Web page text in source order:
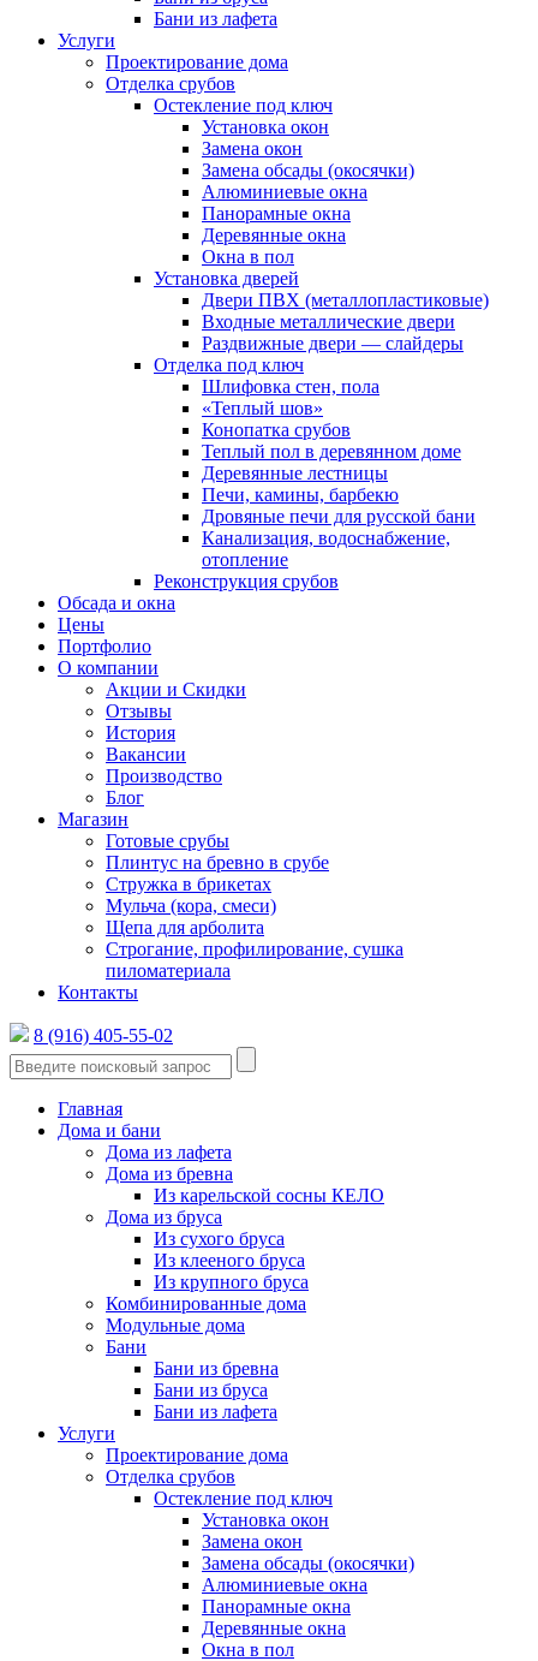
Бани из лафета
Услуги
Проектирование дома
Отделка срубов
Остекление под ключ
Установка окон
Замена окон
Замена обсады (окосячки)
Алюминиевые окна
Панорамные окна
Деревянные окна
Окна в пол
Установка дверей
Двери ПВХ (металлопластиковые)
Входные металлические двери
Раздвижные двери — слайдеры
Отделка под ключ
Шлифовка стен, пола
«Теплый шов»
Конопатка срубов
Теплый пол в деревянном доме
Деревянные лестницы
Печи, камины, барбекю
Дровяные печи для русской бани
Канализация, водоснабжение,
отопление
Реконструкция срубов
Обсада и окна
Цены
Портфолио
О компании
Акции и Скидки
Отзывы
История
Вакансии
Производство
Блог
Магазин
Готовые срубы
Плинтус на бревно в срубе
Стружка в брикетах
Мульча (кора, смеси)
Щепа для арболита
Строгание, профилирование, сушка
пиломатериала
Контакты
8 (916) 405-55-02
Главная
Дома и бани
Дома из лафета
Дома из бревна
Из карельской сосны КЕЛО
Дома из бруса
Из сухого бруса
Из клееного бруса
Из крупного бруса
Комбинированные дома
Модульные дома
Бани
Бани из бревна
Бани из бруса
Бани из лафета
Услуги
Проектирование дома
Отделка срубов
Остекление под ключ
Установка окон
Замена окон
Замена обсады (окосячки)
Алюминиевые окна
Панорамные окна
Деревянные окна
Окна в пол